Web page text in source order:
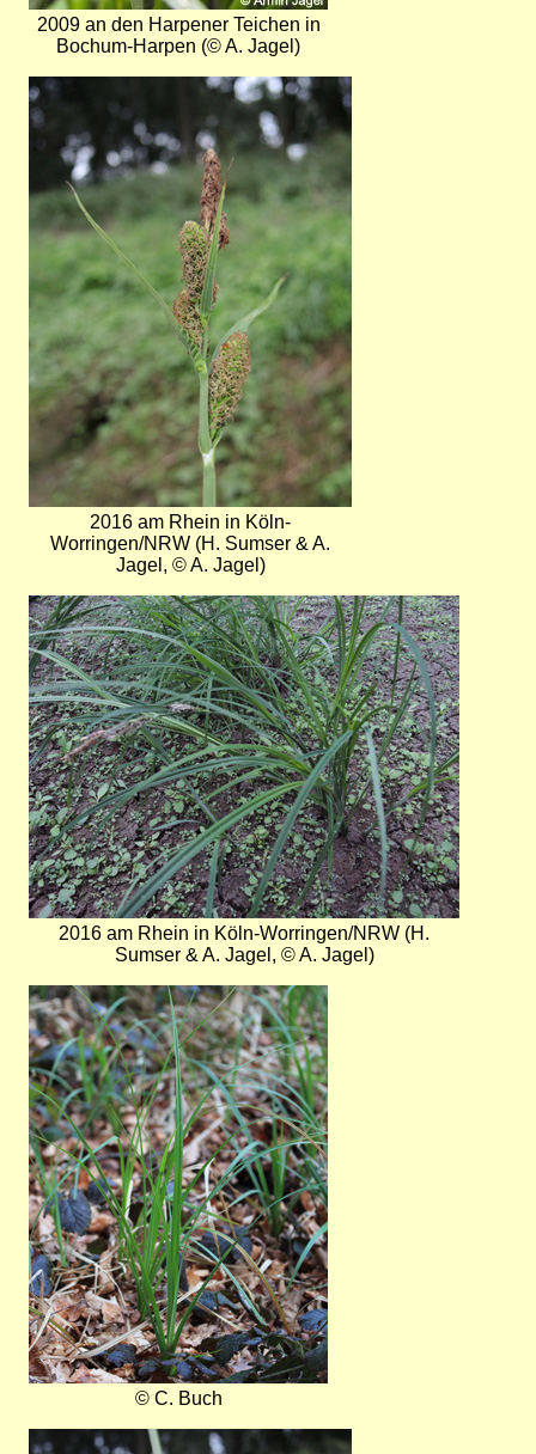
2009 an den Harpener Teichen in
Bochum-Harpen (© A. Jagel)
Bild
2016 am Rhein in Köln-
Worringen/NRW (H. Sumser & A.
Jagel, © A. Jagel)
Bild
2016 am Rhein in Köln-Worringen/NRW (H.
Sumser & A. Jagel, © A. Jagel)
Bild
© C. Buch
Bild